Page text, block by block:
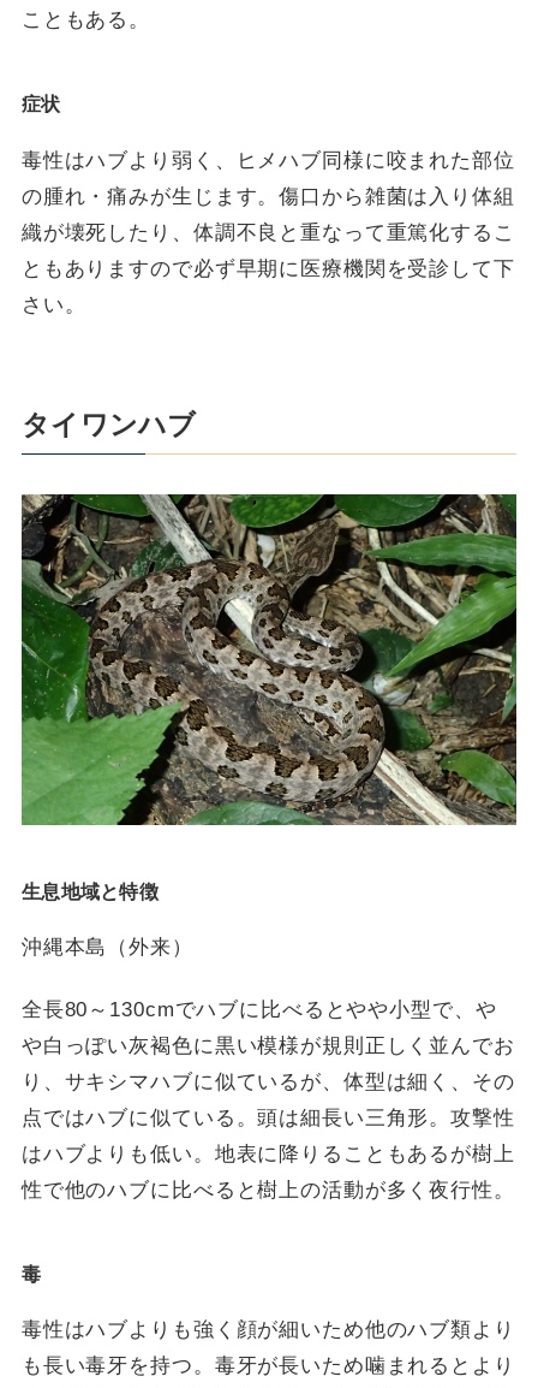
こともある。
症状
毒性はハブより弱く、ヒメハブ同様に咬まれた部位
の腫れ・痛みが生じます。傷口から雑菌は入り体組
織が壊死したり、体調不良と重なって重篤化するこ
ともありますので必ず早期に医療機関を受診して下
さい。
タイワンハブ
生息地域と特徴
沖縄本島（外来）
全長80～130cmでハブに比べるとやや小型で、や
や白っぽい灰褐色に黒い模様が規則正しく並んでお
り、サキシマハブに似ているが、体型は細く、その
点ではハブに似ている。頭は細長い三角形。攻撃性
はハブよりも低い。地表に降りることもあるが樹上
性で他のハブに比べると樹上の活動が多く夜行性。
毒
毒性はハブよりも強く顔が細いため他のハブ類より
も長い毒牙を持つ。毒牙が長いため噛まれるとより